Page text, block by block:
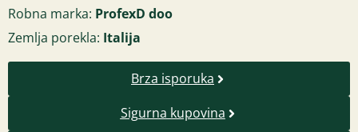
Robna marka: ProfexD doo
Zemlja porekla: Italija
Brza isporuka
Sigurna kupovina